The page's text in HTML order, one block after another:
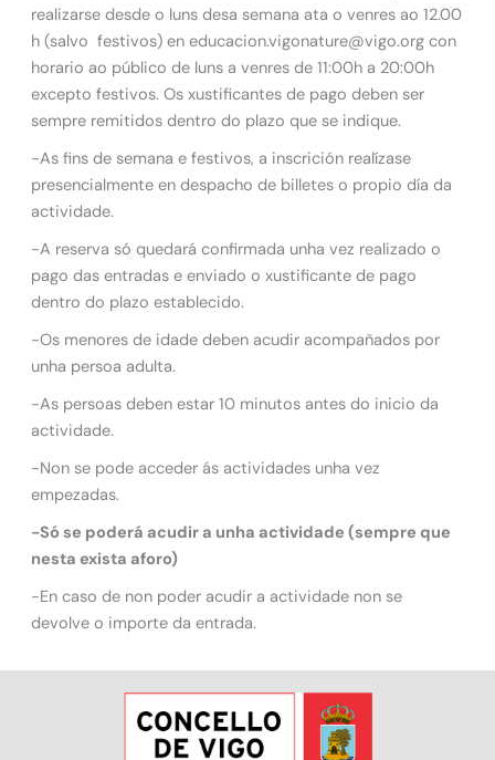
realizarse desde o luns desa semana ata o venres ao 12.00
h (salvo festivos) en educacion.vigonature@vigo.org con
horario ao público de luns a venres de 11:00h a 20:00h
excepto festivos. Os xustificantes de pago deben ser
sempre remitidos dentro do plazo que se indique.
-As fins de semana e festivos, a inscrición realízase
presencialmente en despacho de billetes o propio día da
actividade.
-A reserva só quedará confirmada unha vez realizado o
pago das entradas e enviado o xustificante de pago
dentro do plazo establecido.
-Os menores de idade deben acudir acompañados por
unha persoa adulta.
-As persoas deben estar 10 minutos antes do inicio da
actividade.
-Non se pode acceder ás actividades unha vez
empezadas.
-Só se poderá acudir a unha actividade (sempre que
nesta exista aforo)
-En caso de non poder acudir a actividade non se
devolve o importe da entrada.